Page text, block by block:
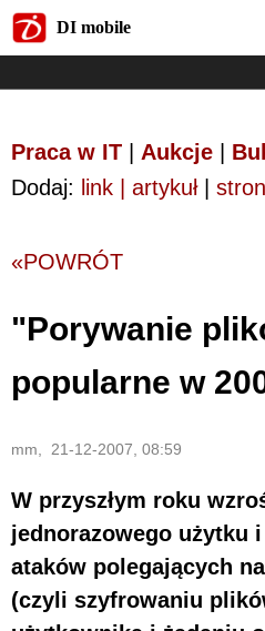
DI mobile
Praca w IT Aukcje
Dodaj: link | artykuł|
«POWRÓT
"Porywanie
popularne w
mm, 21-12-2007, 08:59
W przyszłym roku
jednorazowego użytku
ataków polegających
(czyli szyfrowaniu
DI mobile